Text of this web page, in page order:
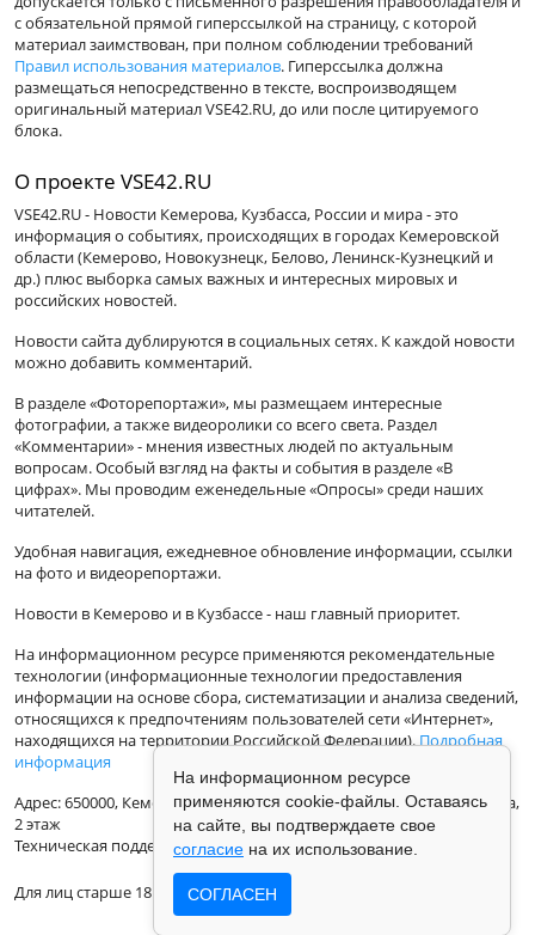
с обязательной прямой гиперссылкой на страницу, с которой
материал заимствован, при полном соблюдении требований
Правил использования материалов. Гиперссылка должна
размещаться непосредственно в тексте, воспроизводящем
оригинальный материал VSE42.RU, до или после цитируемого
блока.
О проекте VSE42.RU
VSE42.RU - Новости Кемерова, Кузбасса, России и мира - это
информация о событиях, происходящих в городах Кемеровской
области (Кемерово, Новокузнецк, Белово, Ленинск-Кузнецкий и
др.) плюс выборка самых важных и интересных мировых и
российских новостей.
Новости сайта дублируются в социальных сетях. К каждой новости
можно добавить комментарий.
В разделе «Фоторепортажи», мы размещаем интересные
фотографии, а также видеоролики со всего света. Раздел
«Комментарии» - мнения известных людей по актуальным
вопросам. Особый взгляд на факты и события в разделе «В
цифрах». Мы проводим еженедельные «Опросы» среди наших
читателей.
Удобная навигация, ежедневное обновление информации, ссылки
на фото и видеорепортажи.
Новости в Кемерово и в Кузбассе - наш главный приоритет.
На информационном ресурсе применяются рекомендательные
технологии (информационные технологии предоставления
информации на основе сбора, систематизации и анализа сведений,
относящихся к предпочтениям пользователей сети «Интернет»,
находящихся на территории Российской Федерации).Подробная
информация
Адрес: 650000, Кемеровская Область, г.Кемерово, ул.Кузбасская 33а,
2 этаж
Техническая поддержка: support@vse42.ru
Для лиц старше 18 лет.
На информационном ресурсе
применяются cookie-файлы. Оставаясь
на сайте, вы подтверждаете свое
согласие на их использование.
СОГЛАСЕН